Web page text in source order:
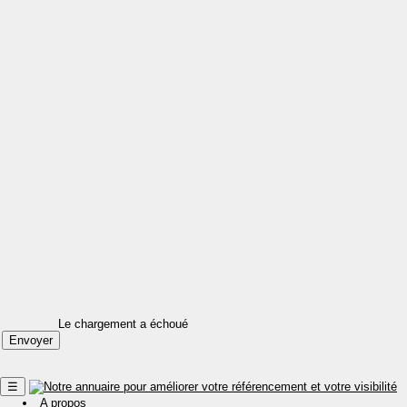
Le chargement a échoué
☰
A propos